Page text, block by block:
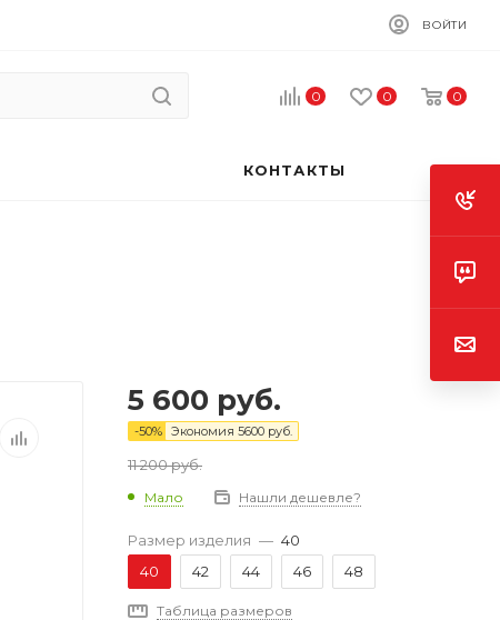
ВОЙТИ
0 0 0
КОНТАКТЫ
5 600 руб.
-50% Экономия 5600 руб.
11 200руб.
Мало Нашли дешевле?
Размер изделия — 40
40
42 44 46 48
Таблица размеров